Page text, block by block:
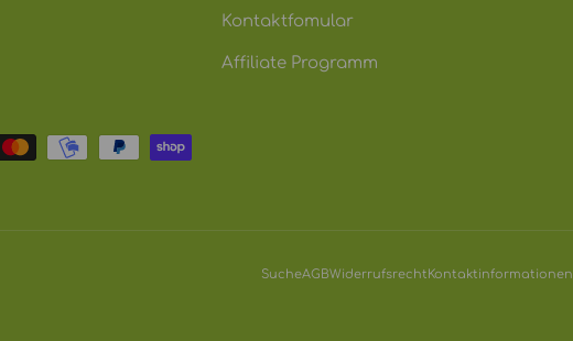
Kontaktfomular
Affiliate Programm
SucheAGBWiderrufsrechtKontaktinformationen